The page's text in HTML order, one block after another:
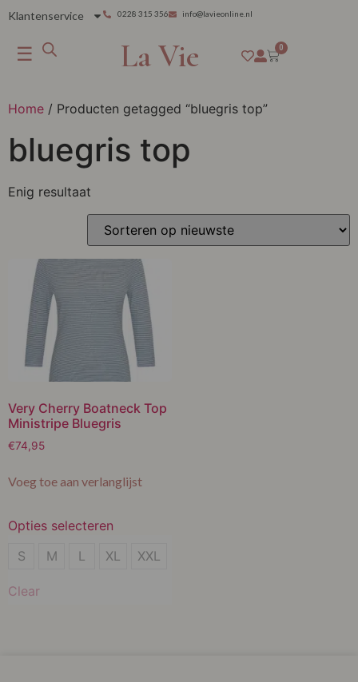
Klantenservice 0228 315 356 info@lavieonline.nl
☰ La Vie 0
Home / Producten getagged “bluegris top”
bluegris top
Enig resultaat
Very Cherry Boatneck Top
Ministripe Bluegris
€74,95
Voeg toe aan verlanglijst
Opties selecteren
S
M
S M L XL XXL
Clear